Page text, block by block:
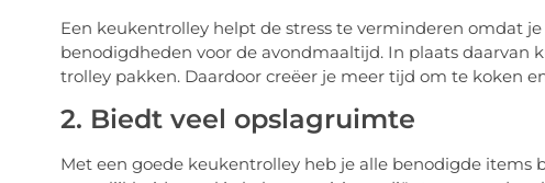
Een keukentrolley helpt de stress te verminderen omdat
benodigdheden voor de avondmaaltijd. In plaats daarvan
trolley pakken. Daardoor creëer je meer tijd om te koken
2. Biedt veel opslagruimte
Met een goede keukentrolley heb je alle benodigde items